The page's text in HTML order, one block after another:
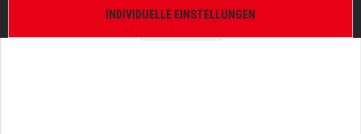
INDIVIDUELLE EINSTELLUNGEN